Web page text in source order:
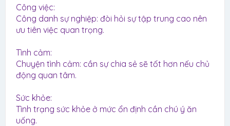
Công việc:
Công danh sự nghiệp: đòi hỏi sự tập trung cao nên
ưu tiên việc quan trọng.
Tình cảm:
Chuyện tình cảm: cần sự chia sẻ sẽ tốt hơn nếu chủ
động quan tâm.
Sức khỏe:
Tình trạng sức khỏe ở mức ổn định cần chú ý ăn
uống.